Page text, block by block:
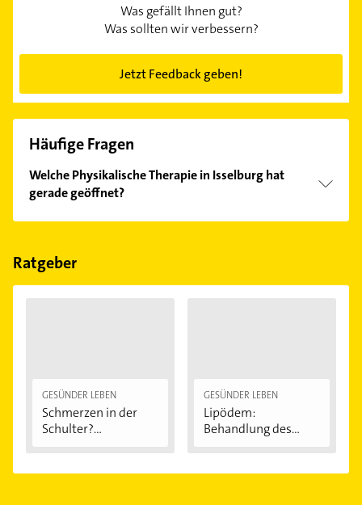
Was gefällt Ihnen gut?
Was sollten wir verbessern?
Jetzt Feedback geben!
Häufige Fragen
Welche Physikalische Therapie in Isselburg hat
gerade geöffnet?
Im Anbieter-Bereich finden Sie alleÖffnungszeiten.
Feiertagen abweichen können.
Ratgeber
GESÜNDER LEBEN
Schmerzen in der
Schulter?
GESÜNDER LEBEN
Lipödem:
Behandlung des